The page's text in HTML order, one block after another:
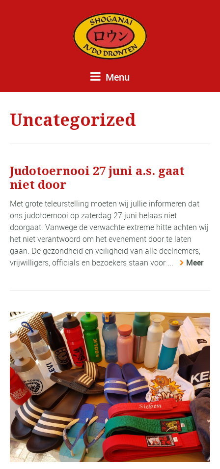
Menu
Uncategorized
Judotoernooi 27 juni a.s. gaat
niet door
Met grote teleurstelling moeten wij jullie informeren dat
ons judotoernooi op zaterdag 27 juni helaas niet
doorgaat. Vanwege de verwachte extreme hitte achten wij
het niet verantwoord om het evenement door te laten
gaan. De gezondheid en veiligheid van alle deelnemers,
vrijwilligers, officials en bezoekers staan voor ...
Meer